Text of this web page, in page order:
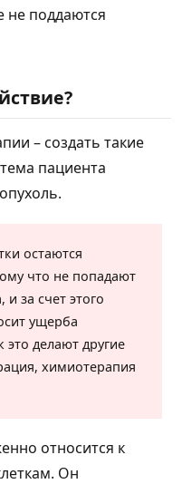
не поддаются
– создать такие
пациента
остаются
что не попадают
за счет этого
ущерба
делают другие
химиотерапия
относится к
Он